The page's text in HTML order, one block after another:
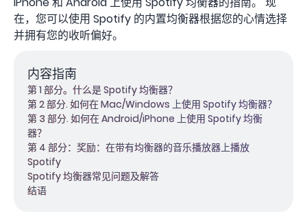
在，您可以使用 Spotify 的内置均衡器根据您的心情选择
并拥有您的收听偏好。
内容指南
第 1 部分。什么是 Spotify 均衡器？
第 2 部分. 如何在 Mac/Windows 上使用 Spotify 均衡器？
第 3 部分. 如何在 Android/iPhone 上使用 Spotify 均衡
器？
第 4 部分：奖励：在带有均衡器的音乐播放器上播放
Spotify
Spotify 均衡器常见问题及解答
结语